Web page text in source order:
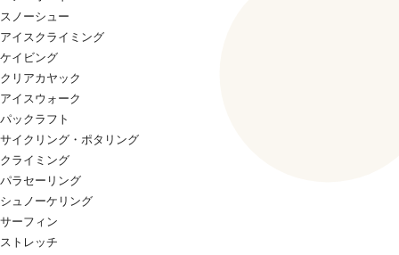
スノーシュー
アイスクライミング
ケイビング
クリアカヤック
アイスウォーク
パックラフト
サイクリング・ポタリング
クライミング
パラセーリング
シュノーケリング
サーフィン
ストレッチ